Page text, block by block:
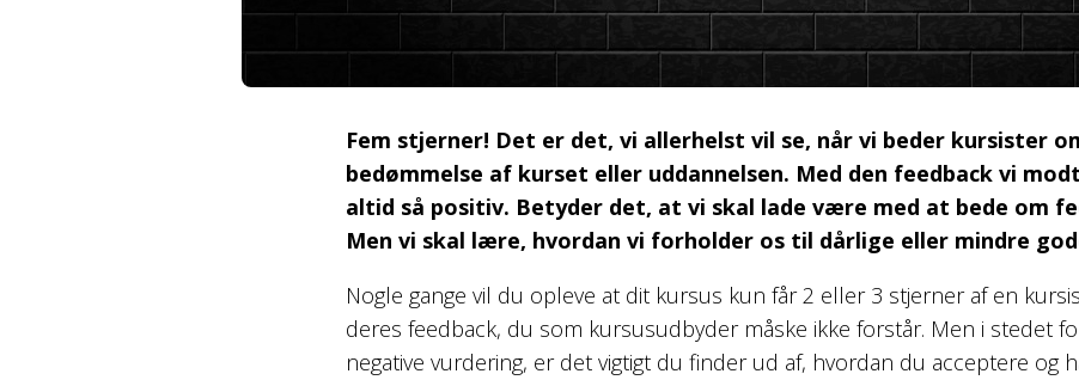
Fem stjerner! Det er det, vi allerhelst vil se, når vi beder kursister
bedømmelse af kurset eller uddannelsen. Med den feedback vi
altid så positiv. Betyder det, at vi skal lade være med at bede om
Men vi skal lære, hvordan vi forholder os til dårlige eller mindre
Nogle gange vil du opleve at dit kursus kun får 2 eller 3 stjerner af en
deres feedback, du som kursusudbyder måske ikke forstår. Men i stedet
negative vurdering, er det vigtigt du finder ud af, hvordan du acceptere og